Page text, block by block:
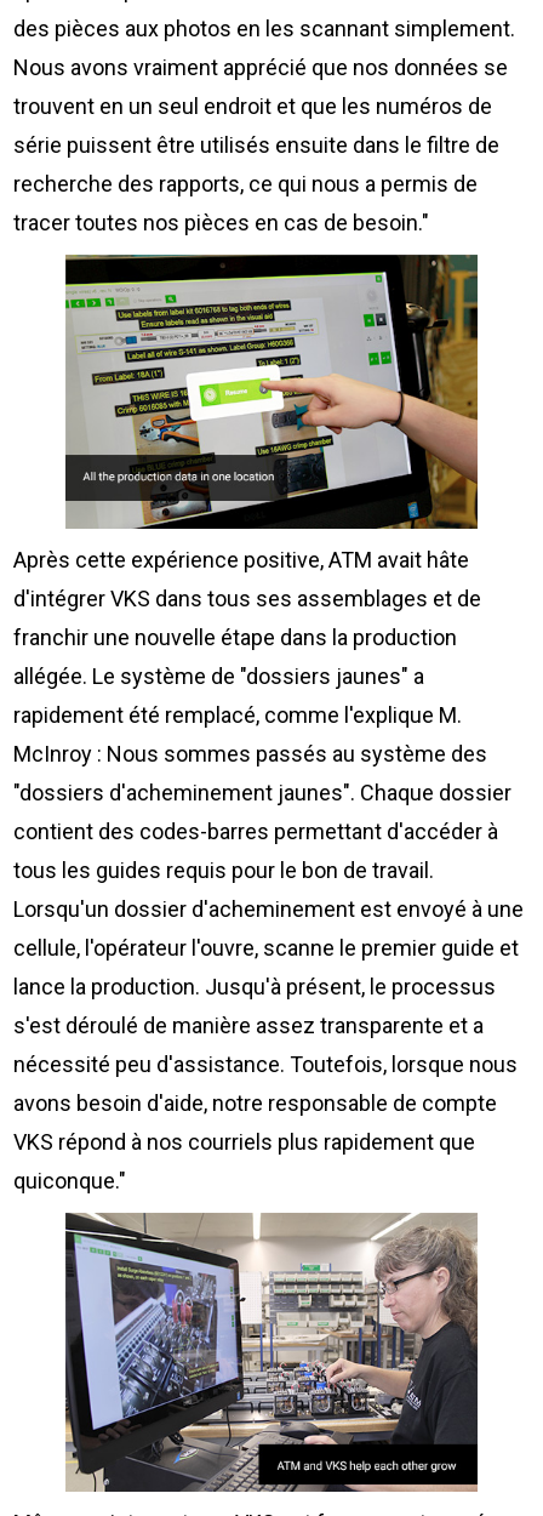
des pièces aux photos en les scannant simplement.
Nous avons vraiment apprécié que nos données se
trouvent en un seul endroit et que les numéros de
série puissent être utilisés ensuite dans le filtre de
recherche des rapports, ce qui nous a permis de
tracer toutes nos pièces en cas de besoin."
Après cette expérience positive, ATM avait hâte
d'intégrer VKS dans tous ses assemblages et de
franchir une nouvelle étape dans la production
allégée. Le système de "dossiers jaunes" a
rapidement été remplacé, comme l'explique M.
McInroy : Nous sommes passés au système des
"dossiers d'acheminement jaunes". Chaque dossier
contient des codes-barres permettant d'accéder à
tous les guides requis pour le bon de travail.
Lorsqu'un dossier d'acheminement est envoyé à une
cellule, l'opérateur l'ouvre, scanne le premier guide et
lance la production. Jusqu'à présent, le processus
s'est déroulé de manière assez transparente et a
nécessité peu d'assistance. Toutefois, lorsque nous
avons besoin d'aide, notre responsable de compte
VKS répond à nos courriels plus rapidement que
quiconque."